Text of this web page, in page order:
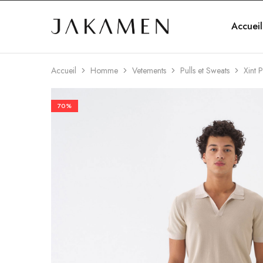
Jakamen Accueil
Accueil Homme Vetements Pulls et Sweats Xint
70%